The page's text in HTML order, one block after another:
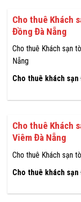
Cho thuê Khách
Đồng Đà Nẵng
Cho thuê Khách sạn
Nẵng
Cho thuê khách sạn
Cho thuê Khách
Viêm Đà Nẵng
Cho thuê Khách sạn
Cho thuê khách sạn